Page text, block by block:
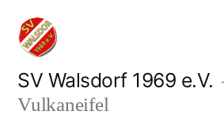
Zum
Inhalt
springen
SV Walsdorf 1969 e.V.
Vulkaneifel